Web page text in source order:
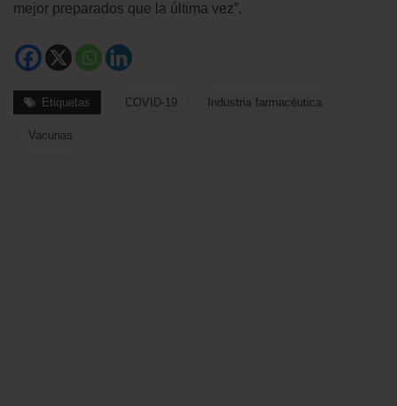
mejor preparados que la última vez”.
Etiquetas COVID-19 Industria farmacéutica
Vacunas